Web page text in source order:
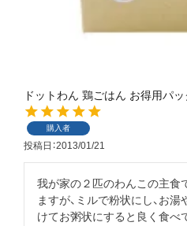
ドットわん 鶏ごはん お得用パ
購入者
投稿日 2013/01/21
我が家の２匹のわんこの主食
ますが、ミルで粉状にし、お
けてお粥状にすると良く食べ